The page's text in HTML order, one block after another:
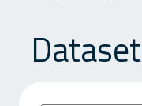
Dataset